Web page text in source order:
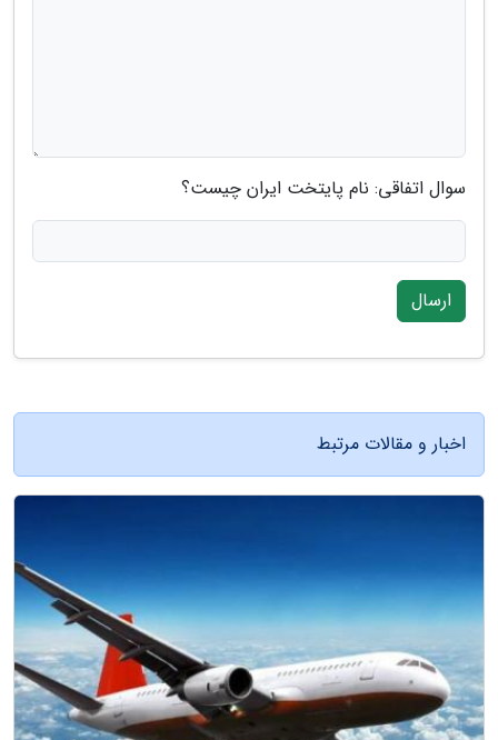
سوال اتفاقی: نام پایتخت ایران چیست؟
ارسال
اخبار و مقالات مرتبط